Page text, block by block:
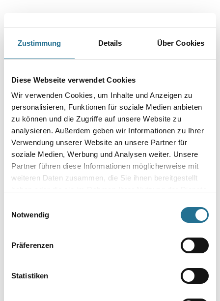
Zustimmung Details Über Cookies
Diese Webseite verwendet Cookies
Wir verwenden Cookies, um Inhalte und Anzeigen zu
personalisieren, Funktionen für soziale Medien anbieten
zu können und die Zugriffe auf unsere Website zu
analysieren. Außerdem geben wir Informationen zu Ihrer
Verwendung unserer Website an unsere Partner für
soziale Medien, Werbung und Analysen weiter. Unsere
Partner führen diese Informationen möglicherweise mit
weiteren Daten zusammen, die Sie ihnen bereitgestellt
Notwendig
Präferenzen
Statistiken
Gebinde
Umrechnungsfaktoren